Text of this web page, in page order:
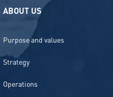
ABOUT US
Purpose and values
Strategy
Operations